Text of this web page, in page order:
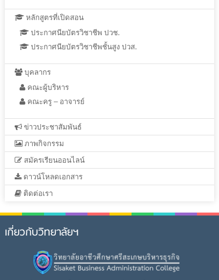
หลักสูตรที่เปิดสอน
ประกาศนียบัตรวิชาชีพ ปวช.
ประกาศนียบัตรวิชาชีพชั้นสูง ปวส.
บุคลากร
คณะผู้บริหาร
คณะครู – อาจารย์
ข่าวประชาสัมพันธ์
ภาพกิจกรรม
สมัครเรียนออนไลน์
ดาวน์โหลดเอกสาร
ติดต่อเรา
เกี่ยวกับวิทยาลัยฯ